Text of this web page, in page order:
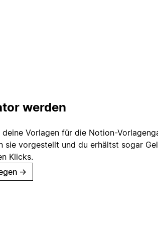
werden
deine Vorlagen für die Notion-
sie vorgestellt und du erhältst sogar
Klicks.
→